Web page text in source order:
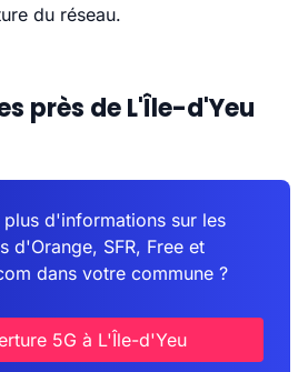
du réseau.
près de L'Île-d'Yeu
plus d'informations sur les
d'Orange, SFR, Free et
dans votre commune ?
5G à L'Île-d'Yeu